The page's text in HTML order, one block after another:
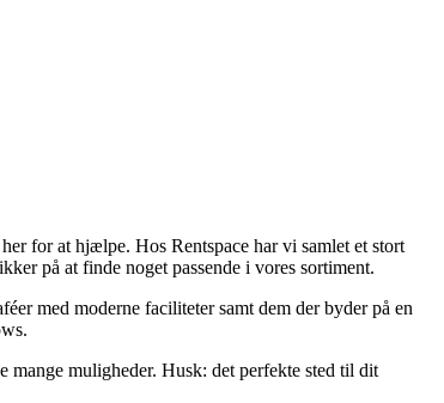
for at hjælpe. Hos Rentspace har vi samlet et stort
på at finde noget passende i vores sortiment.
med moderne faciliteter samt dem der byder på en
muligheder. Husk: det perfekte sted til dit